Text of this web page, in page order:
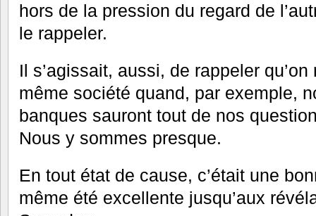
hors de la pression du regard de
le rappeler.
Il s’agissait, aussi, de rappeler
même société quand, par exemple,
banques sauront tout de nos
Nous y sommes presque.
En tout état de cause, c’était une
même été excellente jusqu’aux